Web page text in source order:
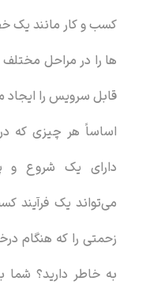
کسب و کار مانند یک
ها را در مراحل
قابل سرویس را ایجاد
اساساً هر چیزی که
دارای یک شروع و
می‌تواند یک فرآیند
زحمتی را که هنگام
به خاطر دارید؟ شما